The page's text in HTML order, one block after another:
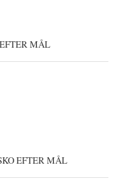
MÅL
EFTER MÅL